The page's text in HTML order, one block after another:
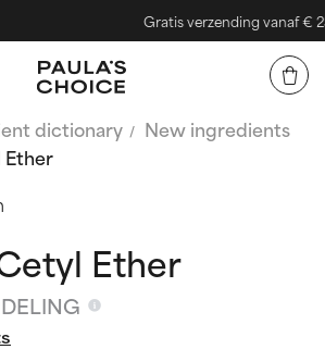
Gratis verzending vanaf € 25
dictionary
New ingredients
Ether
Ether